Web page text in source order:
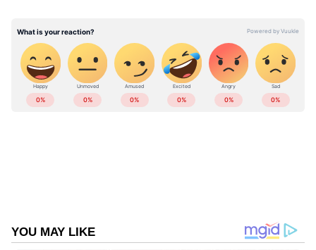
ആയിരുന്നു ലക്ഷ്യം വെച്ചത് വയനാട്
പുനരധിവാസത്തില്‍ : സർക്കാർ നടത്തിയത്
കാപട്യം ആണെന്നും സതീശന്‍ പറഞ്ഞു
Add Asianetnews as a Preferred
ചർച്ചയാക്കിയിട്ടുണ്ട്. അതേസമയം ചോർച്ച